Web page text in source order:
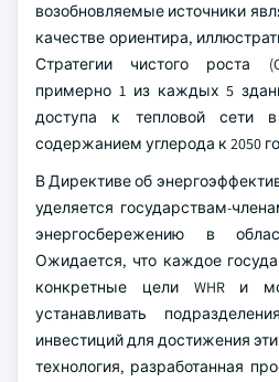
возобновляемые источники
качестве ориентира,
Стратегии чистого роста
примерно 1 из каждых 5
доступа к тепловой сети
содержанием углерода к 2050
В Директиве об
уделяется государствам-
энергосбережению в
Ожидается, что каждое
конкретные цели WHR и
устанавливать
инвестиций для достижения
технология, разработанная